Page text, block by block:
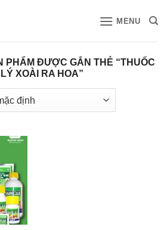
MENU
PHẨM ĐƯỢC GẮN THẺ “THUỐC
XOÀI RA HOA”